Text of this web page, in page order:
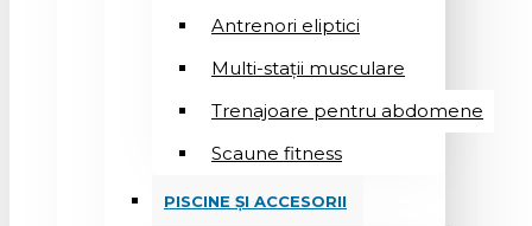
Antrenori eliptici
Multi-stații musculare
Trenajoare pentru abdomene
Scaune fitness
PISCINE ȘI ACCESORII